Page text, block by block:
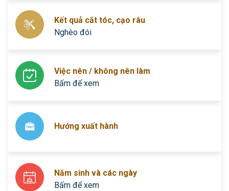
Kết quả cắt tóc, cạo râu
Nghèo đói
Việc nên / không nên làm
Bấm để xem
Hướng xuất hành
Năm sinh và các ngày
Bấm để xem